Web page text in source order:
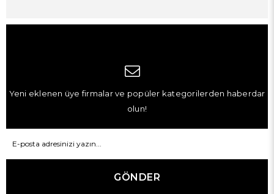
Yeni eklenen üye firmalar ve popüler kategorilerden haberdar
olun!
GÖNDER